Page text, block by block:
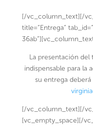
[/vc_column_text][/
title=”Entrega”
La presentación
indispensable para la
su entrega
[/vc_column_text][/
[vc_empty_space][/